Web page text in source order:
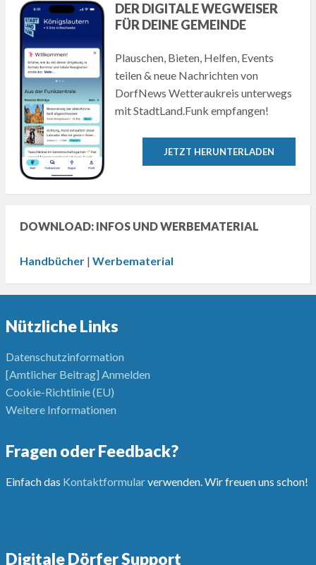
DER DIGITALE WEGWEISER
FÜR DEINE GEMEINDE
Plauschen, Bieten, Helfen, Events
teilen & neue Nachrichten von
DorfNews Wetteraukreis unterwegs
mit StadtLand.Funk empfangen!
JETZT HERUNTERLADEN
DOWNLOAD: INFOS UND WERBEMATERIAL
Handbücher| Werbematerial
Nützliche Links
Datenschutzinformation
[Amtlicher Beitrag] Anmelden
Cookie-Richtlinie (EU)
Weitere Informationen
Fragen oder Feedback?
Einfach das Kontaktformularverwenden. Wir freuen uns schon!
Digitale Dörfer Support